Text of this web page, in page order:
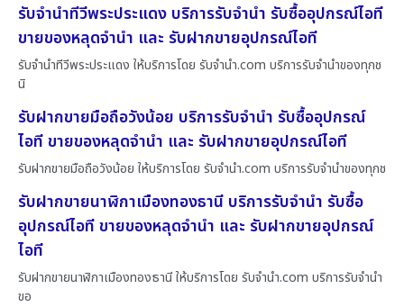
รับจำนำทีวีพระประแดง บริการรับจำนำ รับซื้ออุปกรณ์ไอที
ขายของหลุดจำนำ และ รับฝากขายอุปกรณ์ไอที
รับจำนำทีวีพระประแดง ให้บริการโดย รับจํานํา.com บริการรับจำนำของทุกช
นิ
รับฝากขายมือถือวังน้อย บริการรับจำนำ รับซื้ออุปกรณ์
ไอที ขายของหลุดจำนำ และ รับฝากขายอุปกรณ์ไอที
รับฝากขายมือถือวังน้อย ให้บริการโดย รับจํานํา.com บริการรับจำนำของทุกช
รับฝากขายนาฬิกาเมืองทองธานี บริการรับจำนำ รับซื้อ
อุปกรณ์ไอที ขายของหลุดจำนำ และ รับฝากขายอุปกรณ์
ไอที
รับฝากขายนาฬิกาเมืองทองธานี ให้บริการโดย รับจํานํา.com บริการรับจำนำ
ขอ